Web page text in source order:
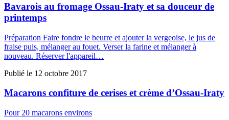
Bavarois au fromage Ossau-Iraty et sa douceur de
printemps
Préparation Faire fondre le beurre et ajouter la vergeoise, le jus de
fraise puis, mélanger au fouet. Verser la farine et mélanger à
nouveau. Réserver l'appareil…
Publié le 12 octobre 2017
Macarons confiture de cerises et crème d’Ossau-Iraty
Pour 20 macarons environs